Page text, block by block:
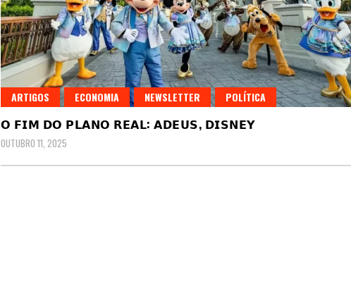
ARTIGOS ECONOMIA NEWSLETTER POLÍTICA
𝗢 𝗙𝗜𝗠 𝗗𝗢 𝗣𝗟𝗔𝗡𝗢 𝗥𝗘𝗔𝗟: 𝗔𝗗𝗘𝗨𝗦, 𝗗𝗜𝗦𝗡𝗘𝗬
OUTUBRO 11, 2025